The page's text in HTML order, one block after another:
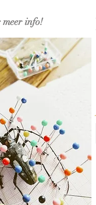
info!